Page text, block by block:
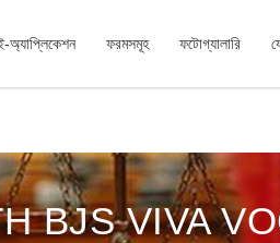
অ্যাপ্লিকেশন ফরমসমূহ ফটোগ্যালারি
BJS VIVA